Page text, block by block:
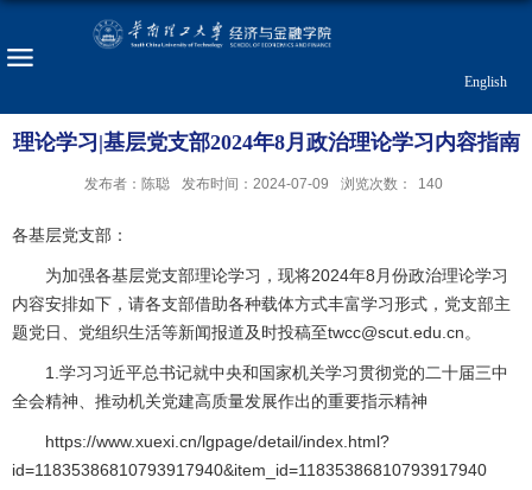
English
理论学习|基层党支部2024年8月政治理论学习内容指南
发布者：陈聪 发布时间：2024-07-09 浏览次数： 140
各基层党支部：
为加强各基层党支部理论学习，现将2024年8月份政治理论学习
内容安排如下，请各支部借助各种载体方式丰富学习形式，党支部主
题党日、党组织生活等新闻报道及时投稿至twcc@scut.edu.cn。
1.学习习近平总书记就中央和国家机关学习贯彻党的二十届三中
全会精神、推动机关党建高质量发展作出的重要指示精神
https://www.xuexi.cn/lgpage/detail/index.html?
id=11835386810793917940&item_id=11835386810793917940